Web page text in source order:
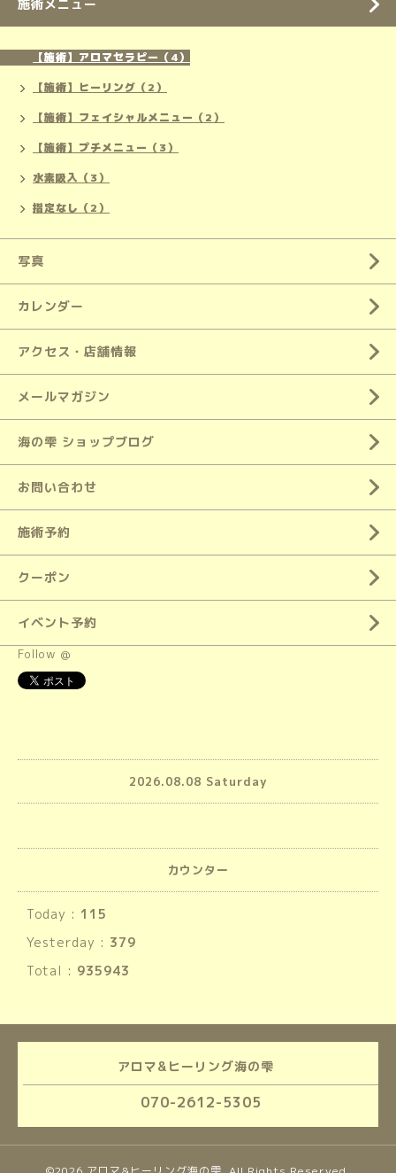
施術メニュー
【施術】アロマセラピー（4）
【施術】ヒーリング（2）
【施術】フェイシャルメニュー（2）
【施術】プチメニュー（3）
水素吸入（3）
指定なし（2）
写真
カレンダー
アクセス・店舗情報
メールマガジン
海の雫 ショップブログ
お問い合わせ
施術予約
クーポン
イベント予約
Follow @
2026.08.08 Saturday
カウンター
Today : 115
Yesterday : 379
Total : 935943
アロマ&ヒーリング海の雫
070-2612-5305